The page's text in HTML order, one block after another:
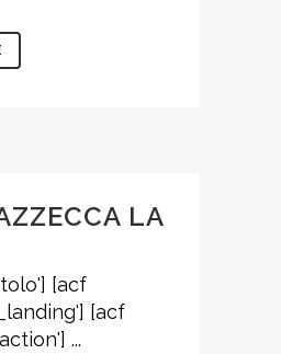
LA
[acf
[acf
...